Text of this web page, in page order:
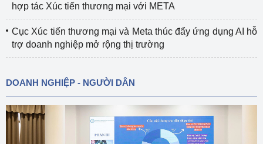
hợp tác Xúc tiến thương mại với META
Cục Xúc tiến thương mại và Meta thúc đẩy ứng dụng AI hỗ
trợ doanh nghiệp mở rộng thị trường
DOANH NGHIỆP - NGƯỜI DÂN